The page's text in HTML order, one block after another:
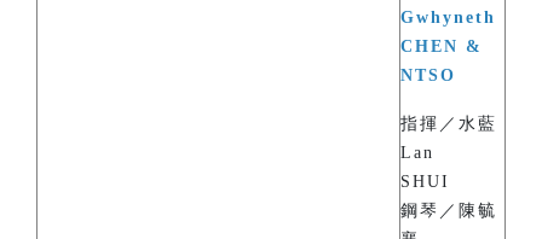
Gwhyneth
CHEN &
NTSO
指揮／水藍
Lan
SHUI
鋼琴／陳毓